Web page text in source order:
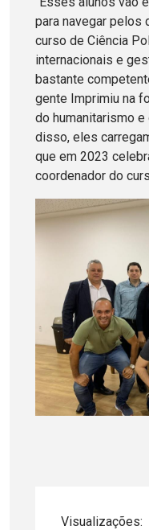
para navegar pelos
curso de Ciência
internacionais e
bastante
gente Imprimiu na
do humanitarismo
disso, eles
que em 2023
coordenador do
Visualizações: